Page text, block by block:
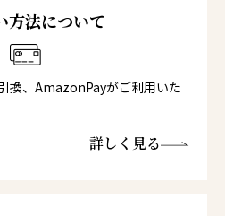
方法について
換、AmazonPayがご利用いた
詳しく見る